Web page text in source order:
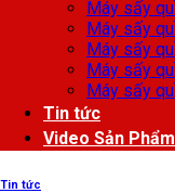
Máy sấy
Máy sấy
Máy sấy
Máy sấy
Máy sấy
Tin tức
Video Sản Phẩm
Tin tức